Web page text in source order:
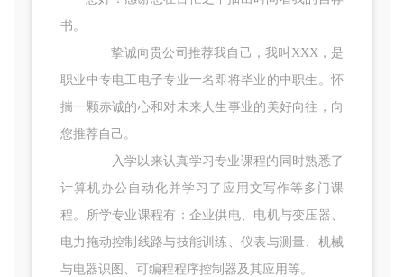
书。
挚诚向贵公司推荐我自己，我叫XXX，是
职业中专电工电子专业一名即将毕业的中职生。怀
揣一颗赤诚的心和对未来人生事业的美好向往，向
您推荐自己。
入学以来认真学习专业课程的同时熟悉了
计算机办公自动化并学习了应用文写作等多门课
程。所学专业课程有：企业供电、电机与变压器、
电力拖动控制线路与技能训练、仪表与测量、机械
与电器识图、可编程程序控制器及其应用等。